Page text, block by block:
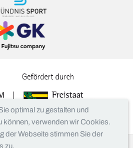
optimal zu gestalten und
können, verwenden wir Cookies.
der Webseite stimmen Sie der
zu.